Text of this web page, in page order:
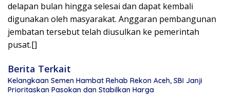
delapan bulan hingga selesai dan dapat kembali
digunakan oleh masyarakat. Anggaran pembangunan
jembatan tersebut telah diusulkan ke pemerintah
pusat.[]
Berita Terkait
Kelangkaan Semen Hambat Rehab Rekon Aceh, SBI Janji
Prioritaskan Pasokan dan Stabilkan Harga